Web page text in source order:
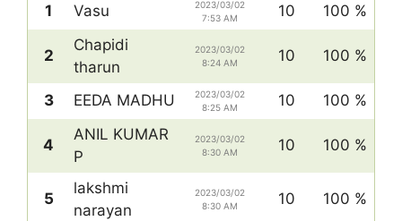
1 Vasu
2023/03/02
7:53 AM
10 100 %
2
Chapidi
tharun
2023/03/02
8:24 AM
10 100 %
3 EEDA MADHU
2023/03/02
8:25 AM
10 100 %
4
ANIL KUMAR
P
2023/03/02
8:30 AM
10 100 %
5
lakshmi
narayan
2023/03/02
8:30 AM
10 100 %